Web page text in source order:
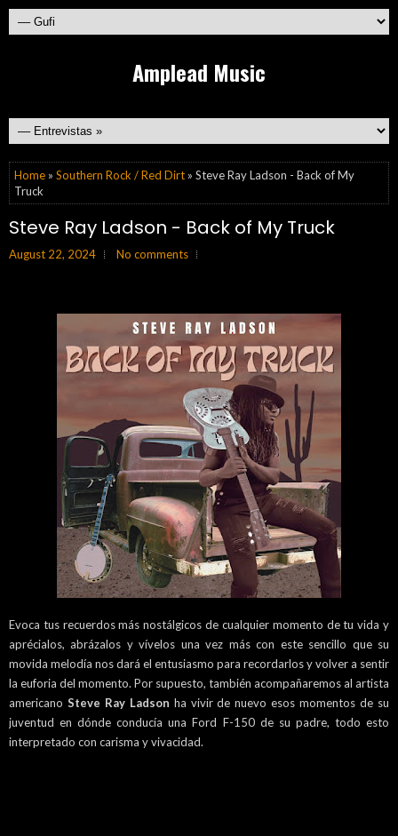
Amplead Music
Home » Southern Rock / Red Dirt » Steve Ray Ladson - Back of My
Truck
Steve Ray Ladson - Back of My Truck
August 22, 2024 No comments
Evoca tus recuerdos más nostálgicos de cualquier momento de tu vida y
aprécialos, abrázalos y vívelos una vez más con este sencillo que su
movida melodía nos dará el entusiasmo para recordarlos y volver a sentir
la euforia del momento. Por supuesto, también acompañaremos al artista
americano Steve Ray Ladson ha vivir de nuevo esos momentos de su
juventud en dónde conducía una Ford F-150 de su padre, todo esto
interpretado con carisma y vivacidad.